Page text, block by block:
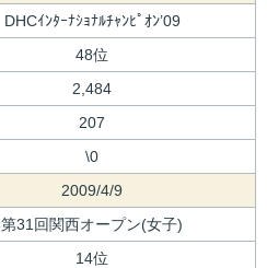
DHCｲﾝﾀｰﾅｼｮﾅﾙﾁｬﾝﾋﾟｵﾝ’09
48位
2,484
207
\0
2009/4/9
第31回関西オープン(女子)
14位